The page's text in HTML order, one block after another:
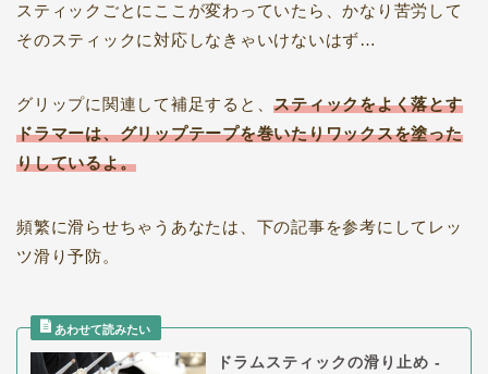
スティックごとにここが変わっていたら、かなり苦労して
そのスティックに対応しなきゃいけないはず…
グリップに関連して補足すると、スティックをよく落とす
ドラマーは、グリップテープを巻いたりワックスを塗った
りしているよ。
頻繁に滑らせちゃうあなたは、下の記事を参考にしてレッ
ツ滑り予防。
ドラムスティックの滑り止め -